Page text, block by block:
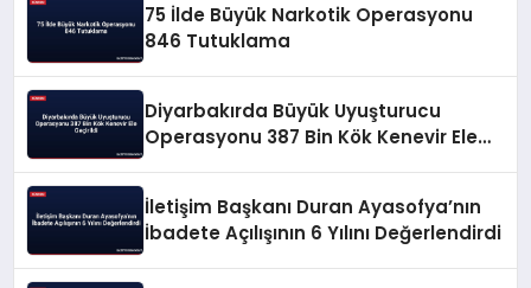
75 İlde Büyük Narkotik Operasyonu
846 Tutuklama
Diyarbakırda Büyük Uyuşturucu
Operasyonu 387 Bin Kök Kenevir Ele
İletişim Başkanı Duran Ayasofya’nın
İbadete Açılışının 6 Yılını Değerlendirdi